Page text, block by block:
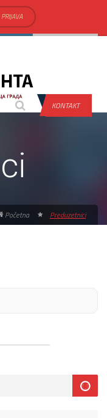
PRIJAVA
KONTAKT
Početna Preduzetnici